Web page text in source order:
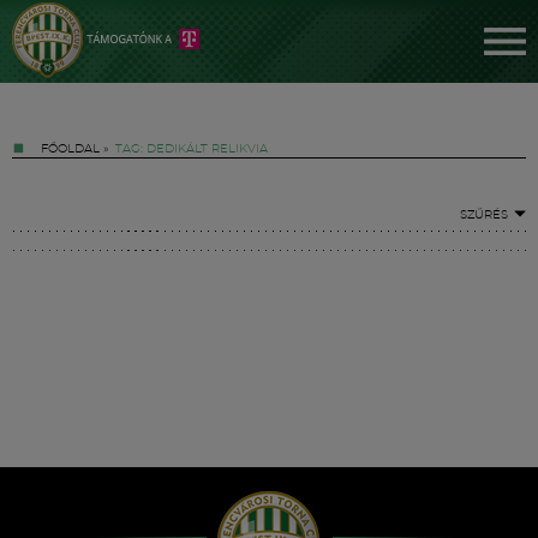
FŐOLDAL » TAG: DEDIKÁLT RELIKVIA
SZŰRÉS
Hírek